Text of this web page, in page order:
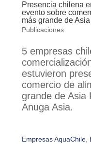
Presencia chilena
evento sobre
más grande de
Publicaciones
5 empresas
estuvieron
comercio de
grande de Asia
Anuga Asia.
Empresas AquaChile,